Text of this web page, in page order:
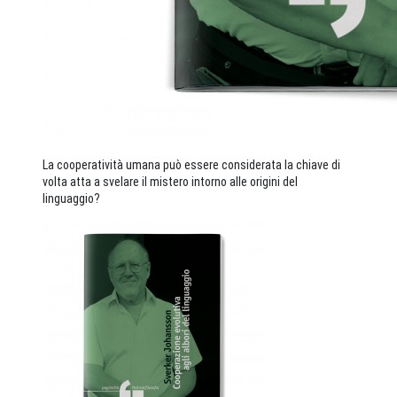
La cooperatività umana può essere considerata la chiave di
volta atta a svelare il mistero intorno alle origini del
linguaggio?